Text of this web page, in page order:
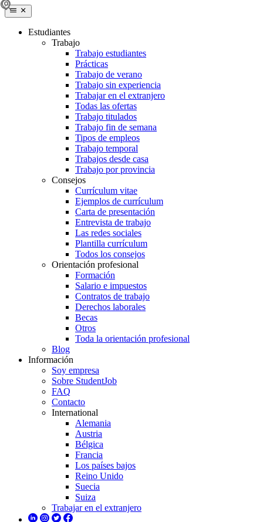
Estudiantes
Trabajo
Trabajo estudiantes
Prácticas
Trabajo de verano
Trabajo sin experiencia
Trabajar en el extranjero
Todas las ofertas
Trabajo titulados
Trabajo fin de semana
Tipos de empleos
Trabajo temporal
Trabajos desde casa
Trabajo por provincia
Consejos
Currículum vitae
Ejemplos de currículum
Carta de presentación
Entrevista de trabajo
Las redes sociales
Plantilla currículum
Todos los consejos
Orientación profesional
Formación
Salario e impuestos
Contratos de trabajo
Derechos laborales
Becas
Otros
Toda la orientación profesional
Blog
Información
Soy empresa
Sobre StudentJob
FAQ
Contacto
International
Alemania
Austria
Bélgica
Francia
Los países bajos
Reino Unido
Suecia
Suiza
Trabajar en el extranjero